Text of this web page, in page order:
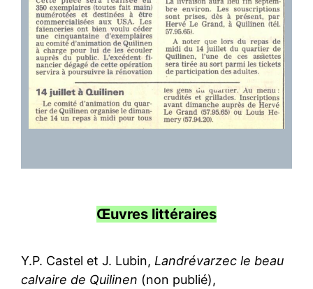
Œuvres littéraires
Y.P. Castel et J. Lubin, Landrévarzec le beau
calvaire de Quilinen (non publié),